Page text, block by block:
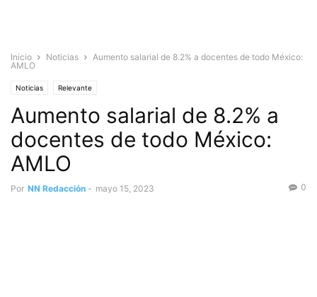
Inicio Noticias
Aumento salarial de 8.2% a docentes de todo México:
AMLO
Noticias Relevante
Aumento salarial de 8.2% a
docentes de todo México:
AMLO
Por NN Redacción - mayo 15, 2023 0